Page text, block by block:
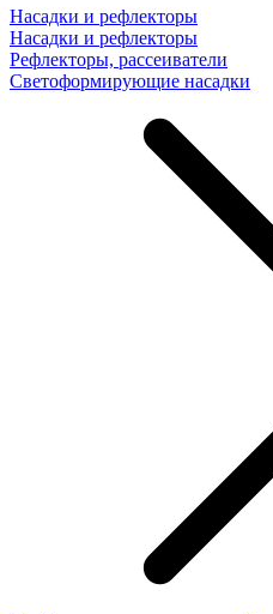
Насадки и рефлекторы
Насадки и рефлекторы
Рефлекторы, рассеиватели
Светоформирующие насадки